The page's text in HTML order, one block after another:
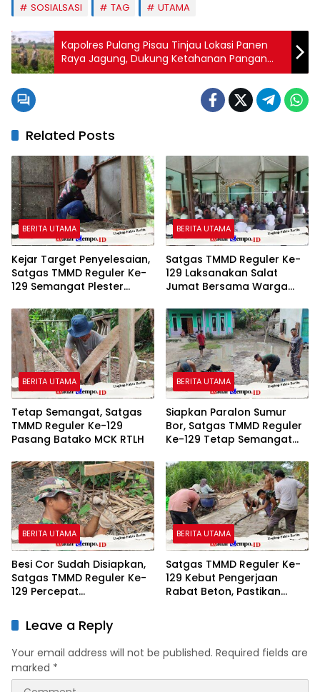
SOSIALSASI
TAG UTAMA
Kapolres Pulang Pisau Tinjau Lokasi Panen
Raya Jagung, Dukung Ketahanan Pangan
Nasional
Related Posts
BERITA UTAMA
Kejar Target Penyelesaian,
Satgas TMMD Reguler Ke-
129 Semangat Plester
BERITA UTAMA
Satgas TMMD Reguler Ke-
129 Laksanakan Salat
Jumat Bersama Warga
Komsos
BERITA UTAMA
Tetap Semangat, Satgas
TMMD Reguler Ke-129
Pasang Batako MCK RTLH
BERITA UTAMA
Siapkan Paralon Sumur
Bor, Satgas TMMD Reguler
Ke-129 Tetap Semangat
Warga
BERITA UTAMA
Besi Cor Sudah Disiapkan,
Satgas TMMD Reguler Ke-
129 Percepat
BERITA UTAMA
Satgas TMMD Reguler Ke-
129 Kebut Pengerjaan
Rabat Beton, Pastikan
Leave a Reply
Your email address will not be published. Required fields are
marked *